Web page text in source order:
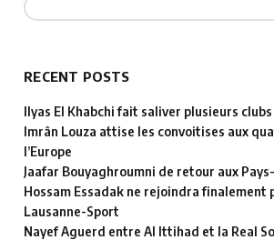
RECENT POSTS
Ilyas El Khabchi fait saliver plusieurs clubs
Imrân Louza attise les convoitises aux
l’Europe
Jaafar Bouyaghroumni de retour aux
Hossam Essadak ne rejoindra finalement
Lausanne-Sport
Nayef Aguerd entre Al Ittihad et la Real